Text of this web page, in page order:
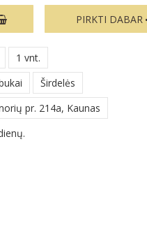
PIRKTI DABAR
1 vnt.
Širdelės
pr. 214a, Kaunas